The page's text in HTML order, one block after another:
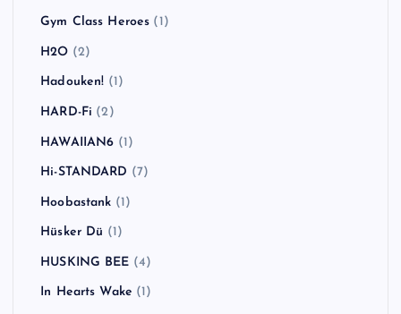
Gym Class Heroes (1)
H2O (2)
Hadouken! (1)
HARD-Fi (2)
HAWAIIAN6 (1)
Hi-STANDARD (7)
Hoobastank (1)
Hüsker Dü (1)
HUSKING BEE (4)
In Hearts Wake (1)